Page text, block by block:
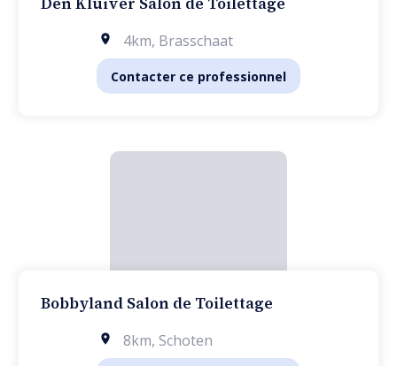
4km, Brasschaat
Contacter ce professionnel
Bobbyland Salon de Toilettage
8km, Schoten